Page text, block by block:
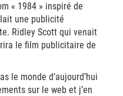
« 1984 » inspiré de
une publicité
Ridley Scott qui venait
le film publicitaire de
le monde d’aujourd’hui
sur le web et j’en